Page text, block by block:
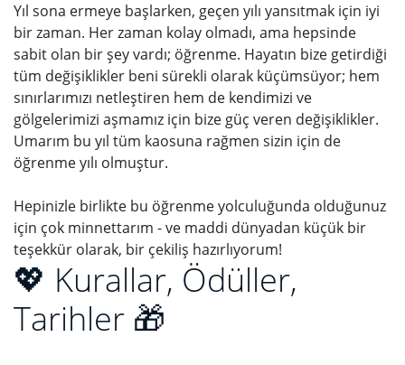
Yıl sona ermeye başlarken, geçen yılı yansıtmak için iyi
bir zaman. Her zaman kolay olmadı, ama hepsinde
sabit olan bir şey vardı; öğrenme. Hayatın bize getirdiği
tüm değişiklikler beni sürekli olarak küçümsüyor; hem
sınırlarımızı netleştiren hem de kendimizi ve
gölgelerimizi aşmamız için bize güç veren değişiklikler.
Umarım bu yıl tüm kaosuna rağmen sizin için de
öğrenme yılı olmuştur.
Hepinizle birlikte bu öğrenme yolculuğunda olduğunuz
için çok minnettarım - ve maddi dünyadan küçük bir
teşekkür olarak, bir çekiliş hazırlıyorum!
💖 Kurallar, Ödüller,
Tarihler 🎁